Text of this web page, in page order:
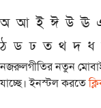
অ আ ই ঈ উ ঊ
ঠ ড ঢ ত থ দ ধ
নজরুলগীতির নতুন
যাচ্ছে। ইনস্টল করতে